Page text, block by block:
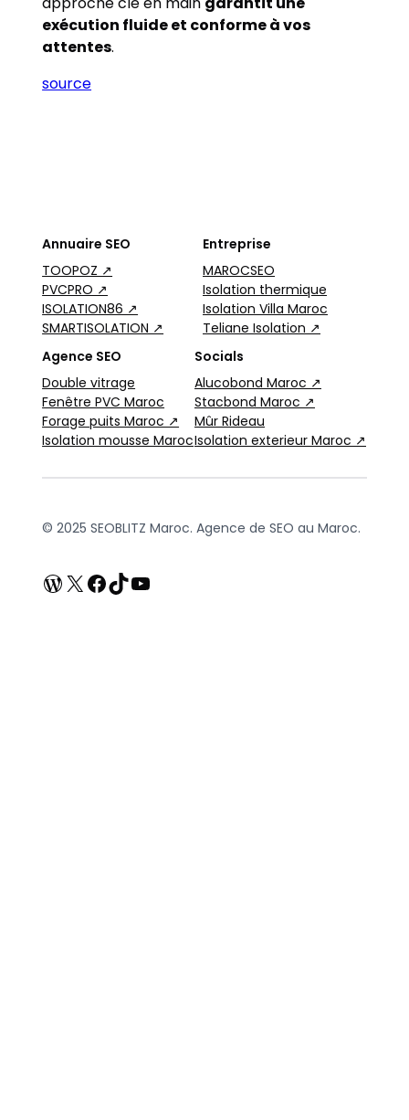
exécution fluide et conforme à vos
attentes.
source
Annuaire SEO
TOOPOZ ↗
PVCPRO ↗
ISOLATION86 ↗
SMARTISOLATION ↗
Entreprise
MAROCSEO
Isolation thermique
Isolation Villa Maroc
Teliane Isolation ↗
Agence SEO
Double vitrage
Fenêtre PVC Maroc
Forage puits Maroc ↗
Isolation mousse Maroc
Socials
Alucobond Maroc ↗
Stacbond Maroc ↗
Mûr Rideau
Isolation exterieur Maroc ↗
© 2025 SEOBLITZ Maroc. Agence de SEO au Maroc.
WordPress
X Facebook
TikTokYouTube